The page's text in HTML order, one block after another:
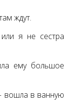
ждут.
я не сестра
ему большое
вошла в ванную